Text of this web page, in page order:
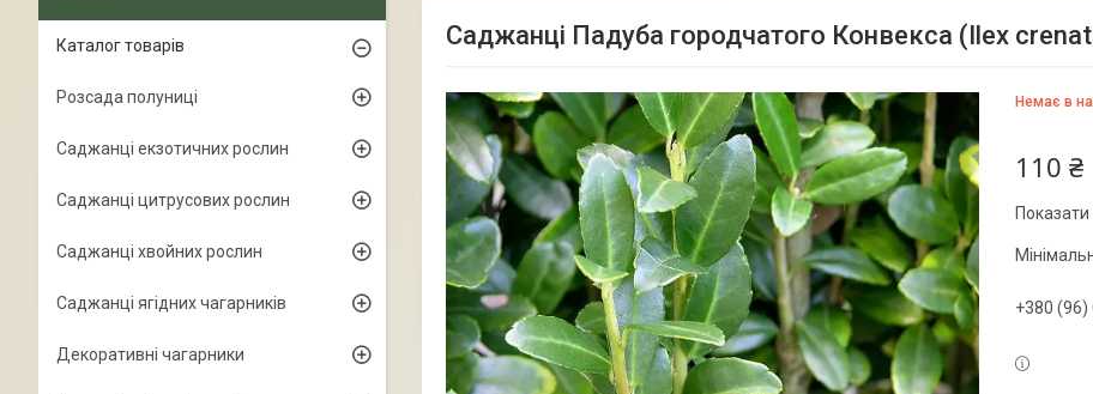
Саджанці Падуба городчатого Конвекса (Ilex
Немає в
110 ₴
Показати
+380
Каталог товарів
Розсада полуниці
Саджанці екзотичних рослин
Саджанці цитрусових рослин
Саджанці хвойних рослин
Саджанці ягідних чагарників
Декоративні чагарники